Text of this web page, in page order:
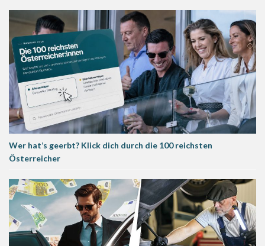
Wer hat’s geerbt? Klick dich durch die 100 reichsten
Österreicher